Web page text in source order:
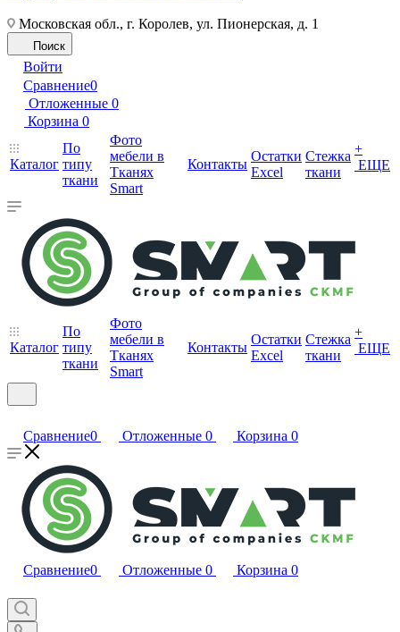
Московская обл., г. Королев, ул. Пионерская, д. 1
Поиск
Войти
Сравнение0
Отложенные 0
Корзина 0
Каталог
По
типу
ткани
Фото
мебели в
Тканях
Smart
Контакты
Остатки
Excel
Стежка
ткани
+
ЕЩЕ
Каталог
По
типу
ткани
Фото
мебели в
Тканях
Smart
Контакты
Остатки
Excel
Стежка
ткани
+
ЕЩЕ
Сравнение0 Отложенные 0 Корзина 0
Сравнение0 Отложенные 0 Корзина 0